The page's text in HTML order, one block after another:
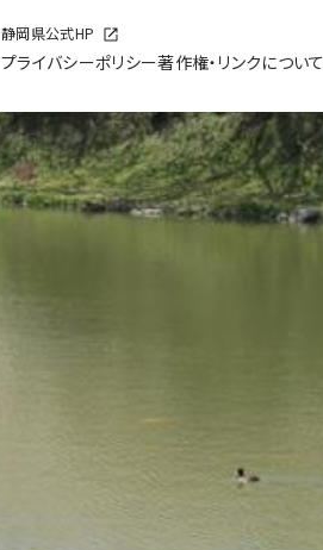
静岡県公式HP
プライバシーポリシー著作権・リンクについて